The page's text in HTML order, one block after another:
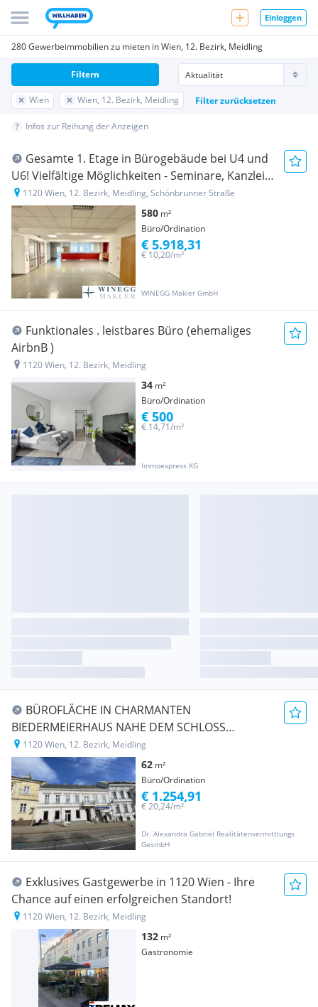
Einloggen
280 Gewerbeimmobilien zu mieten in Wien, 12. Bezirk, Meidling
Wien Wien, 12. Bezirk, Meidling Filter zurücksetzen
Filtern
Infos zur Reihung der Anzeigen
Gesamte 1. Etage in Bürogebäude bei U4 und
U6! Vielfältige Möglichkeiten - Seminare, Kanzlei,
Ordination, Studio uvm!
1120 Wien, 12. Bezirk, Meidling, Schönbrunner Straße
580 m²
Büro/Ordination
WINEGG Makler GmbH
€ 10,20/m²
€ 5.918,31
Funktionales . leistbares Büro (ehemaliges
AirbnB )
1120 Wien, 12. Bezirk, Meidling
34 m²
Büro/Ordination
Immoexpress KG
€ 14,71/m²
€ 500
BÜROFLÄCHE IN CHARMANTEN
BIEDERMEIERHAUS NAHE DEM SCHLOSS
HETZENDORF
1120 Wien, 12. Bezirk, Meidling
62 m²
Büro/Ordination
Dr. Alexandra Gabriel Realitätenvermittlungs
GesmbH
€ 20,24/m²
€ 1.254,91
Exklusives Gastgewerbe in 1120 Wien - Ihre
Chance auf einen erfolgreichen Standort!
1120 Wien, 12. Bezirk, Meidling
132 m²
Gastronomie